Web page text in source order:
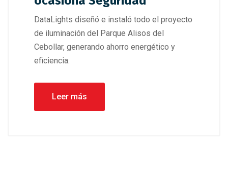
DataLights diseñó e instaló todo el proyecto
de iluminación del Parque Alisos del
Cebollar, generando ahorro energético y
eficiencia.
Leer más